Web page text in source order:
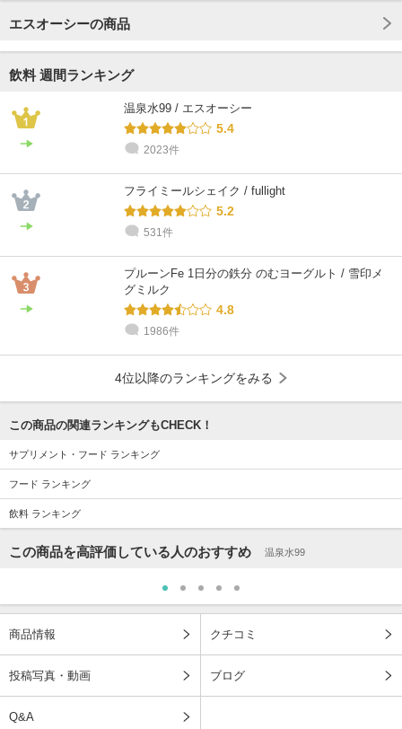
エスオーシーの商品
飲料 週間ランキング
温泉水99 / エスオーシー
5.4
2023件
フライミールシェイク / fullight
5.2
531件
プルーンFe 1日分の鉄分 のむヨーグルト / 雪印メ
グミルク
4.8
1986件
4位以降のランキングをみる
この商品の関連ランキングもCHECK！
サプリメント・フード ランキング
フード ランキング
飲料 ランキング
この商品を高評価している人のおすすめ 温泉水99
商品情報 クチコミ
投稿写真・動画 ブログ
Q&A